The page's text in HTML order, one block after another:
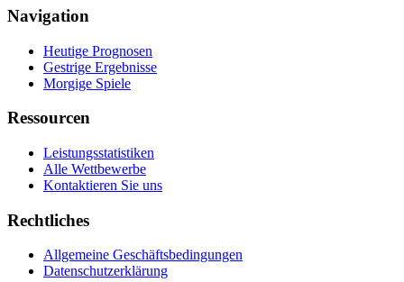
Navigation
Heutige Prognosen
Gestrige Ergebnisse
Morgige Spiele
Ressourcen
Leistungsstatistiken
Alle Wettbewerbe
Kontaktieren Sie uns
Rechtliches
Allgemeine Geschäftsbedingungen
Datenschutzerklärung